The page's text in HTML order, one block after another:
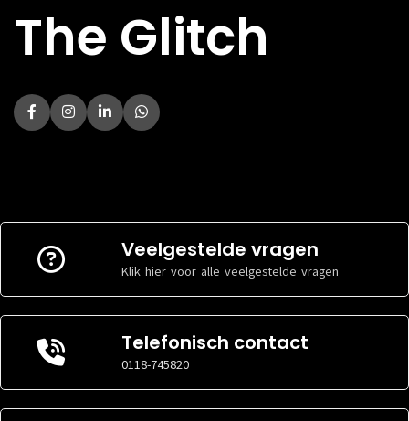
The Glitch
Veelgestelde vragen
Klik hier voor alle veelgestelde vragen
Telefonisch contact
0118-745820